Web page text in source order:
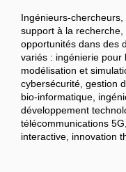
Ingénieurs-
support à la
opportunités dans des
variés : ingénierie pour
modélisation et
cybersécurité, gestion
bio-informatique,
développement
télécommunications
interactive, innovation